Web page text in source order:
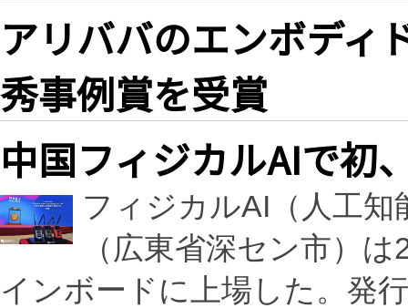
アリババのエンボディ
秀事例賞を受賞
中国フィジカルAIで初
フィジカルAI（人工
（広東省深セン市）
インボードに上場した。発